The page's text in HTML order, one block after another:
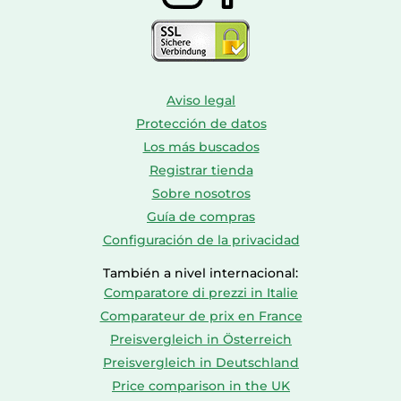
Aviso legal
Protección de datos
Los más buscados
Registrar tienda
Sobre nosotros
Guía de compras
Configuración de la privacidad
También a nivel internacional:
Comparatore di prezzi in Italie
Comparateur de prix en France
Preisvergleich in Österreich
Preisvergleich in Deutschland
Price comparison in the UK